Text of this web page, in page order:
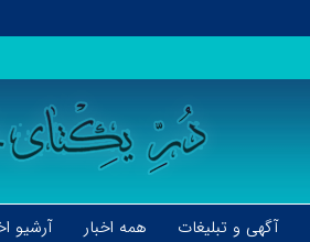
آگهی و تبلیغات همه اخبار آرشیو